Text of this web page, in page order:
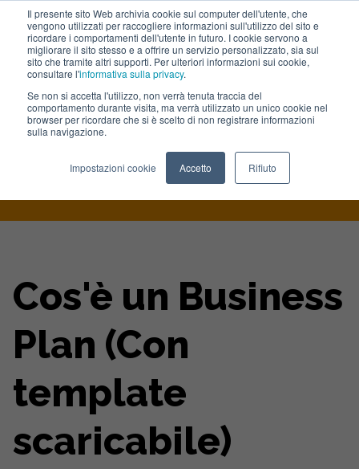
Il presente sito Web archivia cookie sul computer dell'utente, che
vengono utilizzati per raccogliere informazioni sull'utilizzo del sito e
ricordare i comportamenti dell'utente in futuro. I cookie servono a
migliorare il sito stesso e a offrire un servizio personalizzato, sia sul
sito che tramite altri supporti. Per ulteriori informazioni sui cookie,
consultare l'informativa sulla privacy.
Se non si accetta l'utilizzo, non verrà tenuta traccia del
comportamento durante visita, ma verrà utilizzato un unico cookie nel
browser per ricordare che si è scelto di non registrare informazioni
sulla navigazione.
Impostazioni cookie Accetto Rifiuto
Lavora con noi
Cos E Un Business Plan Con Template Scaricabile
Cos'è un Business
Plan (Con
template
scaricabile)